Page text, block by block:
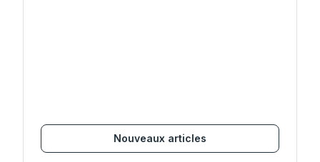
Nouveaux articles